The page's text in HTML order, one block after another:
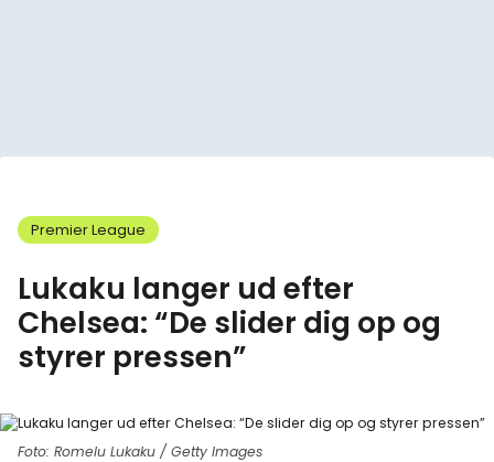
Premier League
Lukaku langer ud efter
Chelsea: “De slider dig op og
styrer pressen”
Foto: Romelu Lukaku / Getty Images